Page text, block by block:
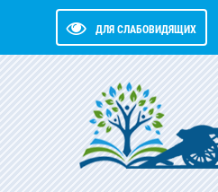
ДЛЯ СЛАБОВИДЯЩИХ